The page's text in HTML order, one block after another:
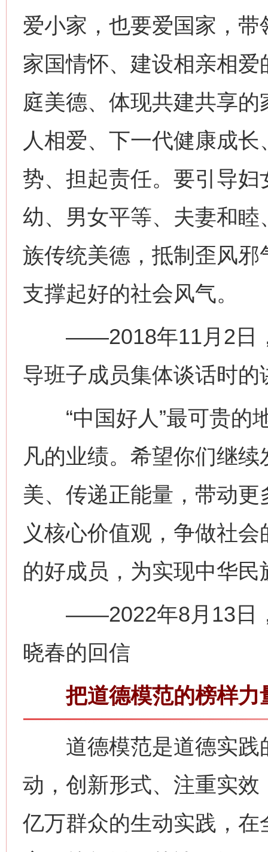
爱小家，也要爱国家，
家国情怀、建设相亲相
庭美德、体现共建共享
人相爱、下一代健康成
势、担起责任。要引导
幼、男女平等、夫妻和
族传统美德，抵制歪风
支撑起好的社会风气。
——2018年11月2日，
导班子成员集体谈话时的
“中国好人”最可贵的
凡的业绩。希望你们继
美、传递正能量，带动
义核心价值观，争做社
的好成员，为实现中华
——2022年8月13日，
晓春的回信
把道德模范的榜样力
道德模范是道德实践
动，创新形式、注重实
亿万群众的生动实践，